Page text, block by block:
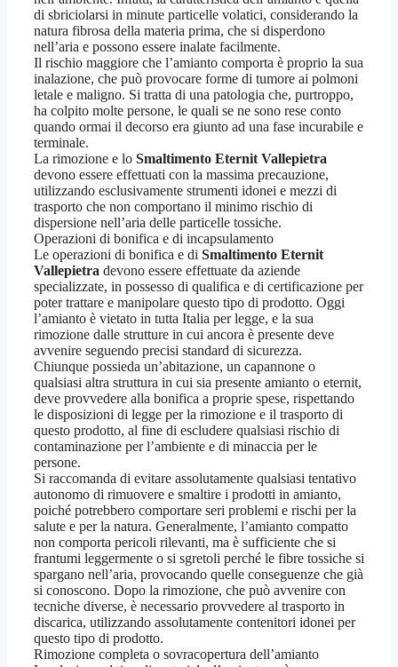
di sbriciolarsi in minute particelle volatici, considerando la
natura fibrosa della materia prima, che si disperdono
nell’aria e possono essere inalate facilmente.
Il rischio maggiore che l’amianto comporta è proprio la sua
inalazione, che può provocare forme di tumore ai polmoni
letale e maligno. Si tratta di una patologia che, purtroppo,
ha colpito molte persone, le quali se ne sono rese conto
quando ormai il decorso era giunto ad una fase incurabile e
terminale.
La rimozione e lo Smaltimento Eternit Vallepietra
devono essere effettuati con la massima precauzione,
utilizzando esclusivamente strumenti idonei e mezzi di
trasporto che non comportano il minimo rischio di
dispersione nell’aria delle particelle tossiche.
Operazioni di bonifica e di incapsulamento
Le operazioni di bonifica e di Smaltimento Eternit
Vallepietra devono essere effettuate da aziende
specializzate, in possesso di qualifica e di certificazione per
poter trattare e manipolare questo tipo di prodotto. Oggi
l’amianto è vietato in tutta Italia per legge, e la sua
rimozione dalle strutture in cui ancora è presente deve
avvenire seguendo precisi standard di sicurezza.
Chiunque possieda un’abitazione, un capannone o
qualsiasi altra struttura in cui sia presente amianto o eternit,
deve provvedere alla bonifica a proprie spese, rispettando
le disposizioni di legge per la rimozione e il trasporto di
questo prodotto, al fine di escludere qualsiasi rischio di
contaminazione per l’ambiente e di minaccia per le
persone.
Si raccomanda di evitare assolutamente qualsiasi tentativo
autonomo di rimuovere e smaltire i prodotti in amianto,
poiché potrebbero comportare seri problemi e rischi per la
salute e per la natura. Generalmente, l’amianto compatto
non comporta pericoli rilevanti, ma è sufficiente che si
frantumi leggermente o si sgretoli perché le fibre tossiche si
spargano nell’aria, provocando quelle conseguenze che già
si conoscono. Dopo la rimozione, che può avvenire con
tecniche diverse, è necessario provvedere al trasporto in
discarica, utilizzando assolutamente contenitori idonei per
questo tipo di prodotto.
Rimozione completa o sovracopertura dell’amianto